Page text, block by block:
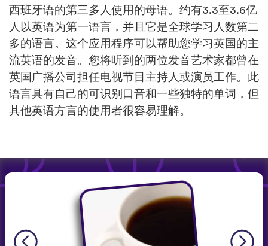
西班牙语的第三多人使用的母语。约有3.3至3.6亿
人以英语为第一语言，并且它是全球学习人数第二
多的语言。这个应用程序可以帮助您学习英国的主
流英语的发音。您将听到的两位发音艺术家都曾在
英国广播公司担任电视节目主持人或演员工作。此
语言具有自己的可识别口音和一些独特的单词，但
其他英语方言的使用者很容易理解。